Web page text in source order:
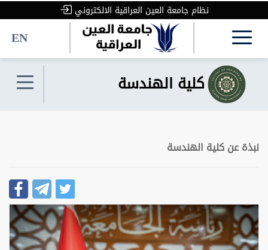
نظام جامعة العين العراقية الالكتروني
EN
كلية الهندسة
نبذة عن كلية الهندسة